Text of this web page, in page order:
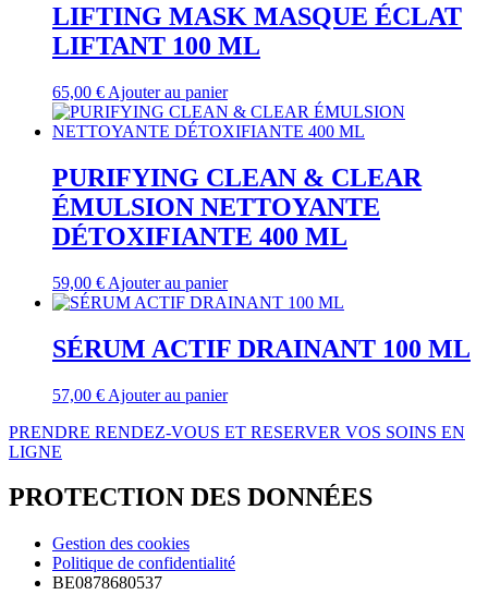
LIFTING MASK MASQUE ÉCLAT
LIFTANT 100 ML
65,00 € Ajouter au panier
PURIFYING CLEAN & CLEAR
ÉMULSION NETTOYANTE
DÉTOXIFIANTE 400 ML
59,00 € Ajouter au panier
SÉRUM ACTIF DRAINANT 100 ML
57,00 € Ajouter au panier
PRENDRE RENDEZ-VOUS ET RESERVER VOS SOINS EN
LIGNE
PROTECTION DES DONNÉES
Gestion des cookies
Politique de confidentialité
BE0878680537